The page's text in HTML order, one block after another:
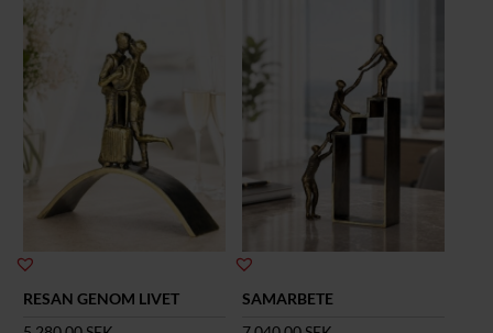
RESAN GENOM LIVET
SAMARBETE